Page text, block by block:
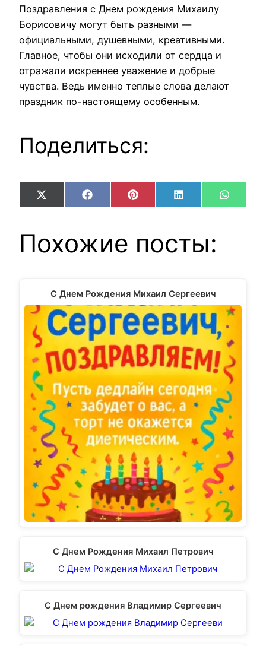
Поздравления с Днем рождения Михаилу
Борисовичу могут быть разными —
официальными, душевными, креативными.
Главное, чтобы они исходили от сердца и
отражали искреннее уважение и добрые
чувства. Ведь именно теплые слова делают
праздник по-настоящему особенным.
Поделиться:
Share
on
X
(Twitter)
Share
on
FacebookShare
on
Pinterest Share
on
LinkedIn Share
on
Похожие посты:
С Днем Рождения Михаил Сергеевич
С Днем Рождения Михаил Петрович
С Днем рождения Владимир Сергеевич